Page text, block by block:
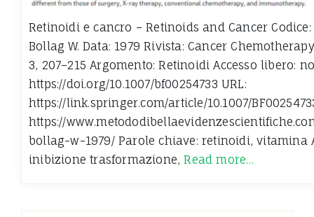
Retinoidi e cancro – Retinoids and Cancer Codice:
Bollag W. Data: 1979 Rivista: Cancer
3, 207–215 Argomento: Retinoidi Accesso libero:
https://doi.org/10.1007/bf00254733 URL:
https://link.springer.com/article/10.1007/
https://
bollag-w-1979/ Parole chiave: retinoidi, vitamina
inibizione trasformazione,Read more…